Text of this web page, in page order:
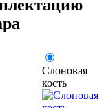
Слоновая
кость